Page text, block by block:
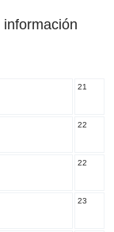
21
22
22
23